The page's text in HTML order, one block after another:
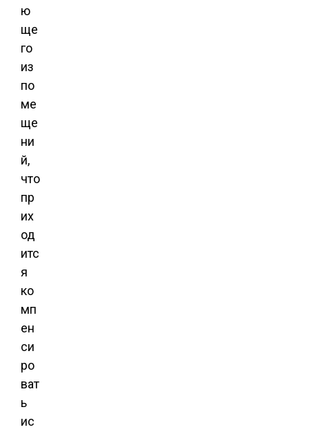
ю
ще
го
из
по
ме
ще
ни
й,
что
пр
их
од
итс
я
ко
мп
ен
си
ро
ват
ь
ис